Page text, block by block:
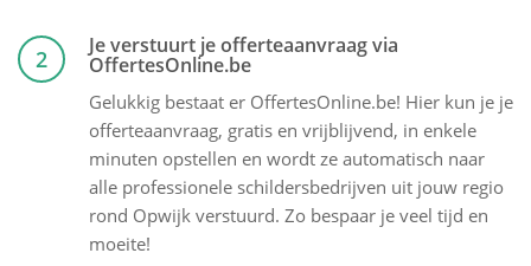
2 Je verstuurt je offerteaanvraag via
OffertesOnline.be
Gelukkig bestaat er OffertesOnline.be! Hier kun je je
offerteaanvraag, gratis en vrijblijvend, in enkele
minuten opstellen en wordt ze automatisch naar
alle professionele schildersbedrijven uit jouw regio
rond Opwijk verstuurd. Zo bespaar je veel tijd en
moeite!